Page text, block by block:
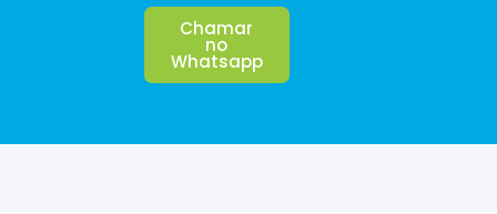
Chamar
no
Whatsapp